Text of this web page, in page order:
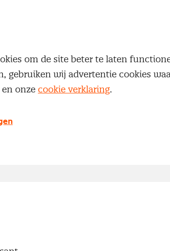
Maak een Nevi account aan
om de site beter te laten
gebruiken wij advertentie cookies
en onze cookie verklaring.